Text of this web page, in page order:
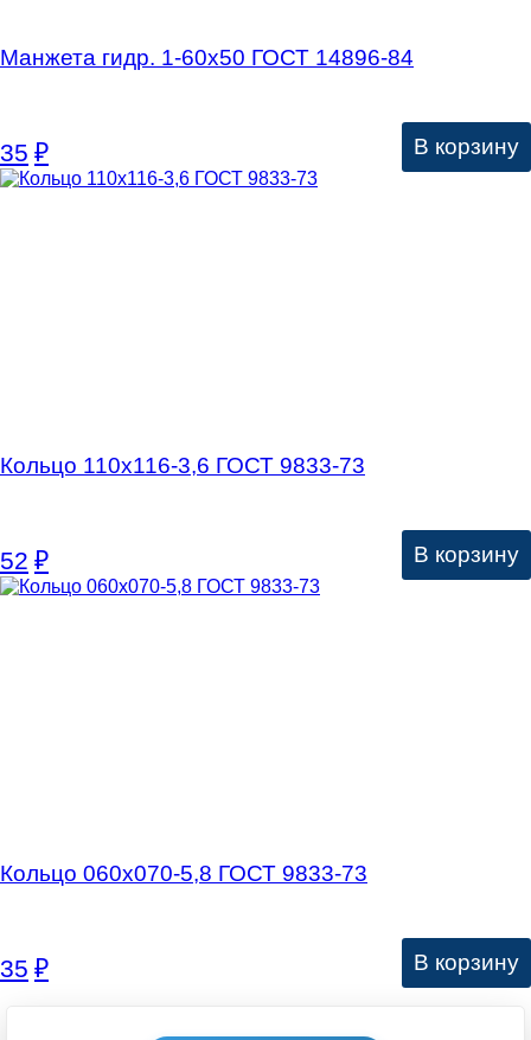
Манжета гидр. 1-60х50 ГОСТ 14896-84
35 ₽ В корзину
Кольцо 110х116-3,6 ГОСТ 9833-73
52 ₽ В корзину
Кольцо 060х070-5,8 ГОСТ 9833-73
35 ₽ В корзину